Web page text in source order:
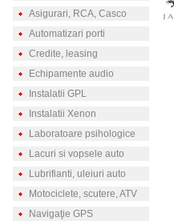
Asigurari, RCA, Casco
Automatizari porti
Credite, leasing
Echipamente audio
Instalatii GPL
Instalatii Xenon
Laboratoare psihologice
Lacuri si vopsele auto
Lubrifianti, uleiuri auto
Motociclete, scutere, ATV
Navigaţie GPS